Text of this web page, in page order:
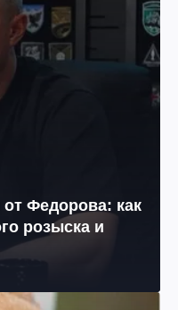
Федорова: как
розыска и